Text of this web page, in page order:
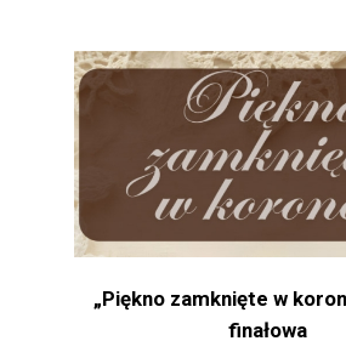
„Piękno zamknięte w
finałowa